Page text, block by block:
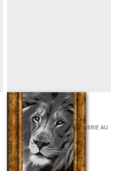
Lion 07
GRILLES ET KITS POUR BRODERIE AU
POINT DE CROIX
À partir de 6€